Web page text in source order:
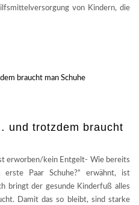
von Kindern, die
und trotzdem braucht
erworben/kein Entgelt- Wie bereits
Paar Schuhe?“ erwähnt, ist
bringt der gesunde Kinderfuß alles
Damit das so bleibt, sind starke